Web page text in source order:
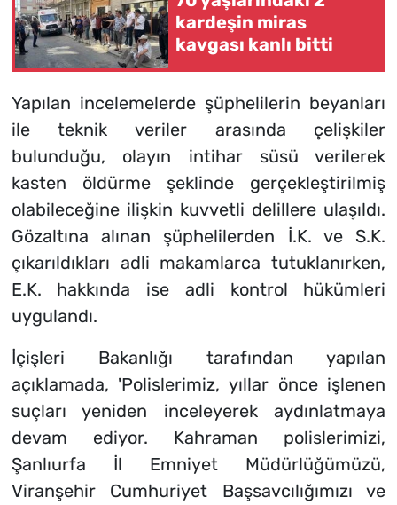
kardeşin miras
kavgası kanlı bitti
Yapılan incelemelerde şüphelilerin beyanları
ile teknik veriler arasında çelişkiler
bulunduğu, olayın intihar süsü verilerek
kasten öldürme şeklinde gerçekleştirilmiş
olabileceğine ilişkin kuvvetli delillere ulaşıldı.
Gözaltına alınan şüphelilerden İ.K. ve S.K.
çıkarıldıkları adli makamlarca tutuklanırken,
E.K. hakkında ise adli kontrol hükümleri
uygulandı.
İçişleri Bakanlığı tarafından yapılan
açıklamada, 'Polislerimiz, yıllar önce işlenen
suçları yeniden inceleyerek aydınlatmaya
devam ediyor. Kahraman polislerimizi,
Şanlıurfa İl Emniyet Müdürlüğümüzü,
Viranşehir Cumhuriyet Başsavcılığımızı ve